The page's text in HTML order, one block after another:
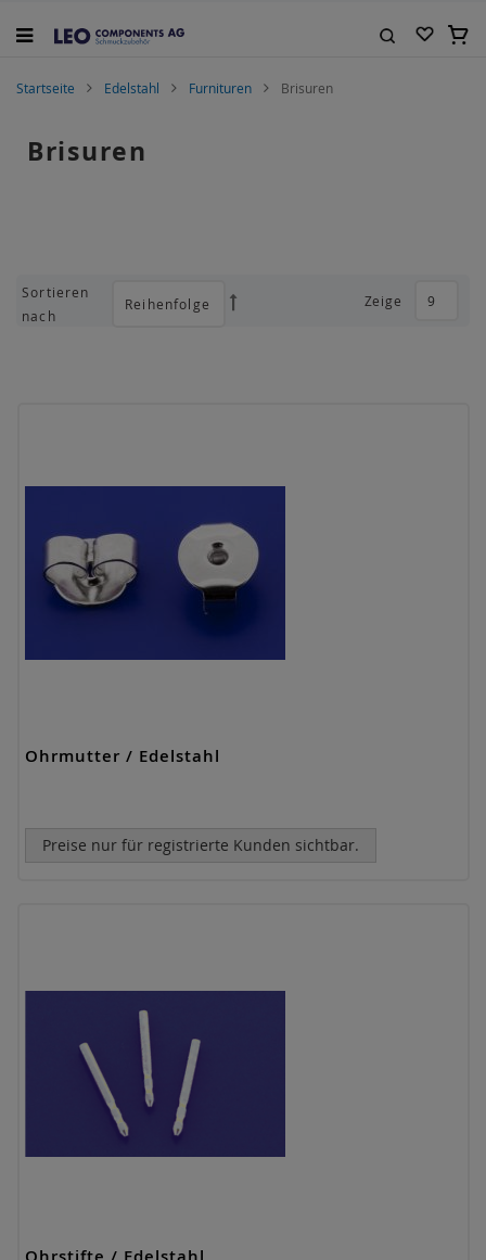
Inhalt
Startseite Edelstahl Furnituren Brisuren
Brisuren
Zeige
Sortieren
nach
Absteigend
Ohrmutter / Edelstahl
Preise nur für registrierte Kunden sichtbar.